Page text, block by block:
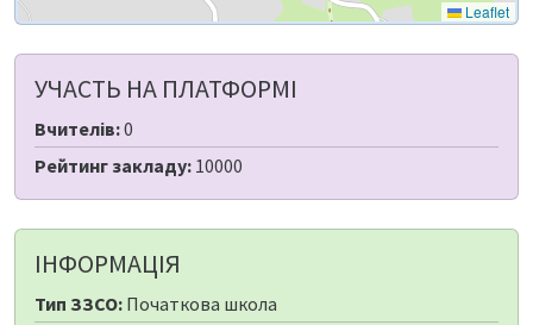
Leaflet
УЧАСТЬ НА ПЛАТФОРМІ
Вчителів:0
Рейтинг закладу: 10000
ІНФОРМАЦІЯ
Тип ЗЗСО: Початкова школа